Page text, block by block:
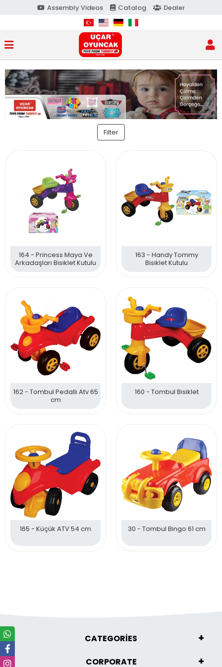
Assembly Videos Catalog Dealer
Filter
164 - Princess Maya Ve
Arkadaşları Bisiklet Kutulu
163 - Handy Tommy
Bisiklet Kutulu
162 - Tombul Pedallı Atv 65
cm
160 - Tombul Bisiklet
165 - Küçük ATV 54 cm 30 - Tombul Bingo 61 cm
CATEGORİES
CORPORATE